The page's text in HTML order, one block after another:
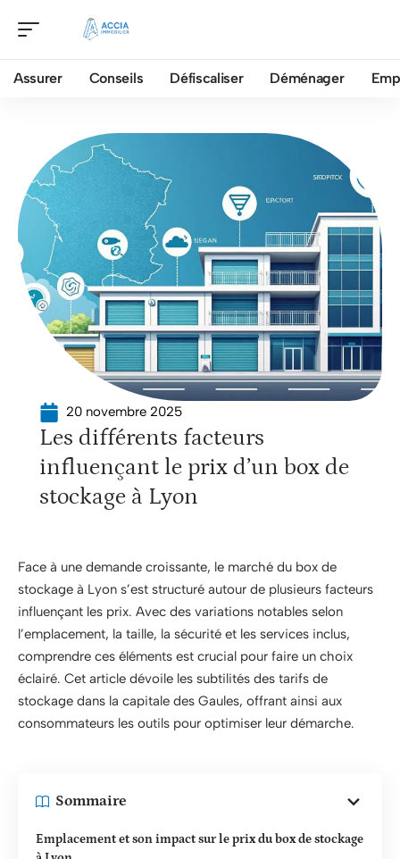
Assurer Conseils Défiscaliser Déménager
20 novembre 2025
Les différents facteurs
influençant le prix d’un box de
stockage à Lyon
Face à une demande croissante, le marché du box de
stockage à Lyon s’est structuré autour de plusieurs facteurs
influençant les prix. Avec des variations notables selon
l’emplacement, la taille, la sécurité et les services inclus,
comprendre ces éléments est crucial pour faire un choix
éclairé. Cet article dévoile les subtilités des tarifs de
stockage dans la capitale des Gaules, offrant ainsi aux
consommateurs les outils pour optimiser leur démarche.
Sommaire
Emplacement et son impact sur le prix du box de stockage